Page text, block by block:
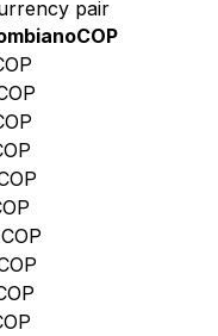
pair
COP
COP